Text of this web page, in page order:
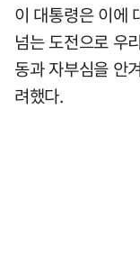
이 대통령은 이에
넘는 도전으로 우
동과 자부심을 안
려했다.